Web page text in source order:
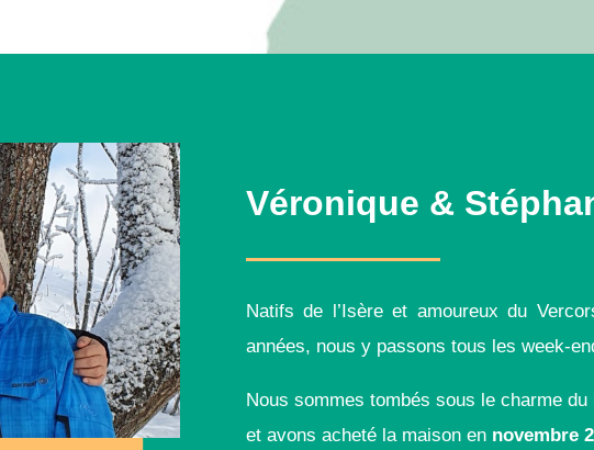
Véronique &
Natifs de l’Isère et amoureux du
années, nous y passons tous les week-
Nous sommes tombés sous le charme
et avons acheté la maison en novembre